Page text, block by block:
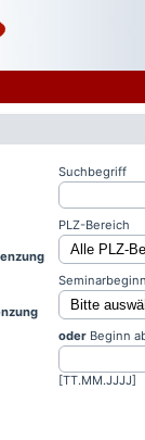
Suchbegriff
PLZ-Bereich
oder Beginn
[TT.MM.JJJJ]